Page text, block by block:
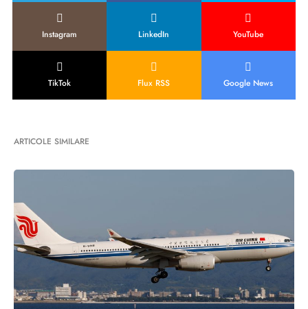
Instagram LinkedIn YouTube
TikTok Flux RSS Google News
ARTICOLE SIMILARE